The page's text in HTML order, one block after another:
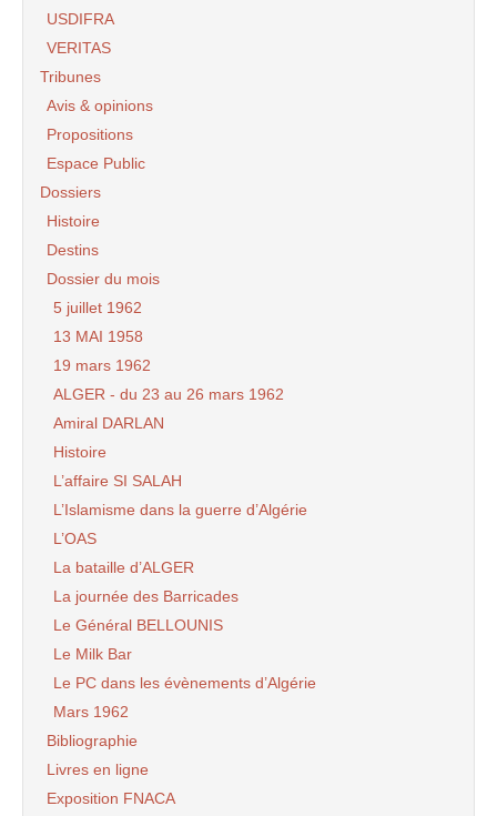
USDIFRA
VERITAS
Tribunes
Avis & opinions
Propositions
Espace Public
Dossiers
Histoire
Destins
Dossier du mois
5 juillet 1962
13 MAI 1958
19 mars 1962
ALGER - du 23 au 26 mars 1962
Amiral DARLAN
Histoire
L’affaire SI SALAH
L’Islamisme dans la guerre d’Algérie
L’OAS
La bataille d’ALGER
La journée des Barricades
Le Général BELLOUNIS
Le Milk Bar
Le PC dans les évènements d’Algérie
Mars 1962
Bibliographie
Livres en ligne
Exposition FNACA